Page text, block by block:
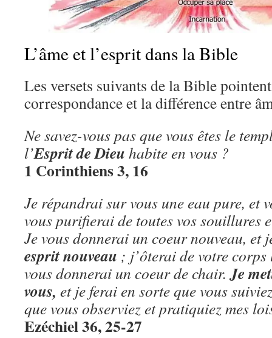
L’âme et l’esprit dans la Bible
Les versets suivants de la Bible
correspondance et la différence entre
Ne savez-vous pas que vous êtes le
l’Esprit de Dieu habite en vous ?
1 Corinthiens 3, 16
Je répandrai sur vous une eau pure, et
vous purifierai de toutes vos souillures
Je vous donnerai un coeur nouveau, et
esprit nouveau ; j’ôterai de votre
vous donnerai un coeur de chair.Je
vous, et je ferai en sorte que vous
que vous observiez et pratiquiez mes
Ezéchiel 36, 25-27